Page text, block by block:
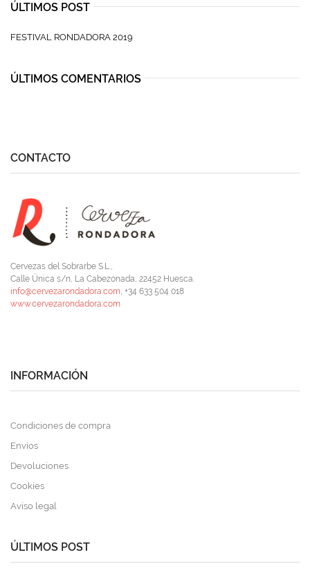
ÚLTIMOS POST
FESTIVAL RONDADORA 2019
ÚLTIMOS COMENTARIOS
CONTACTO
Cervezas del Sobrarbe S.L.,
Calle Única s/n, La Cabezonada, 22452 Huesca.
info@cervezarondadora.com, +34 633 504 018
www.cervezarondadora.com
INFORMACIÓN
Condiciones de compra
Envíos
Devoluciones
Cookies
Aviso legal
ÚLTIMOS POST